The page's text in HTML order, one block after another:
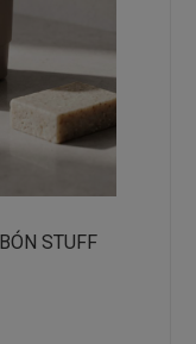
STUFF